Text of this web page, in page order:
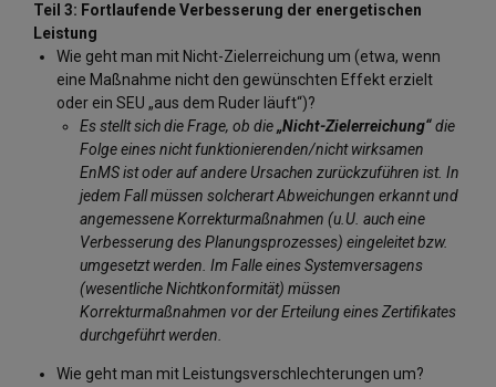
Teil 3: Fortlaufende Verbesserung der energetischen
Leistung
Wie geht man mit Nicht-Zielerreichung um (etwa, wenn
eine Maßnahme nicht den gewünschten Effekt erzielt
oder ein SEU „aus dem Ruder läuft“)?
Es stellt sich die Frage, ob die„Nicht-Zielerreichung“die
Folge eines nicht funktionierenden/nicht wirksamen
EnMS ist oder auf andere Ursachen zurückzuführen ist. In
jedem Fall müssen solcherart Abweichungen erkannt und
angemessene Korrekturmaßnahmen (u.U. auch eine
Verbesserung des Planungsprozesses) eingeleitet bzw.
umgesetzt werden. Im Falle eines Systemversagens
(wesentliche Nichtkonformität) müssen
Korrekturmaßnahmen vor der Erteilung eines Zertifikates
durchgeführt werden.
Wie geht man mit Leistungsverschlechterungen um?